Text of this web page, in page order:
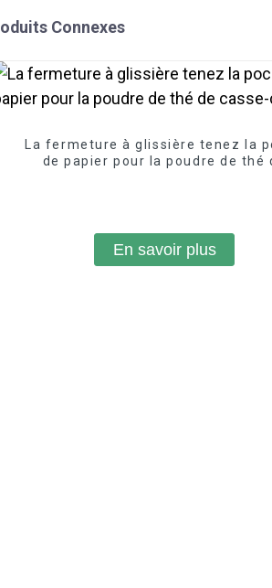
Connexes
La fermeture à glissière tenez la
de papier pour la poudre de thé
En savoir plus